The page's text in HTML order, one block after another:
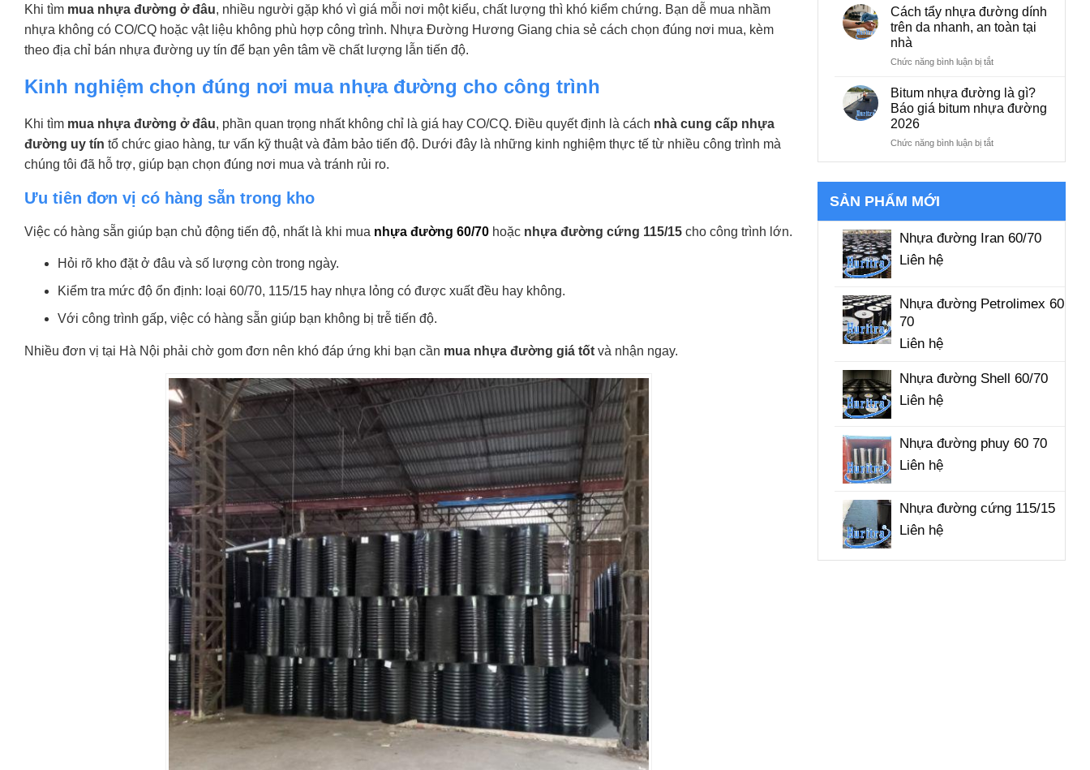
Khi tìm mua nhựa đường ở đâu, nhiều người gặp khó vì giá mỗi nơi một kiểu, chất lượng thì khó kiểm chứng. Bạn dễ mua nhầm
nhựa không có CO/CQ hoặc vật liệu không phù hợp công trình. Nhựa Đường Hương Giang chia sẻ cách chọn đúng nơi mua, kèm
theo địa chỉ bán nhựa đường uy tín để bạn yên tâm về chất lượng lẫn tiến độ.
Kinh nghiệm chọn đúng nơi mua nhựa đường cho công trình
Khi tìm mua nhựa đường ở đâu, phần quan trọng nhất không chỉ là giá hay CO/CQ. Điều quyết định là cách nhà cung cấp nhựa
đường uy tín tổ chức giao hàng, tư vấn kỹ thuật và đảm bảo tiến độ. Dưới đây là những kinh nghiệm thực tế từ nhiều công trình mà
chúng tôi đã hỗ trợ, giúp bạn chọn đúng nơi mua và tránh rủi ro.
Ưu tiên đơn vị có hàng sẵn trong kho
Việc có hàng sẵn giúp bạn chủ động tiến độ, nhất là khi mua nhựa đường 60/70 hoặc nhựa đường cứng 115/15 cho công trình lớn.
Hỏi rõ kho đặt ở đâu và số lượng còn trong ngày.
Kiểm tra mức độ ổn định: loại 60/70, 115/15 hay nhựa lỏng có được xuất đều hay không.
Với công trình gấp, việc có hàng sẵn giúp bạn không bị trễ tiến độ.
Nhiều đơn vị tại Hà Nội phải chờ gom đơn nên khó đáp ứng khi bạn cần mua nhựa đường giá tốt và nhận ngay.
Hậu
quả
xử
Cách
tẩy
nhựa
bóng,
nhanh
Cách tẩy nhựa đường dính
trên da nhanh, an toàn tại
nhà
Chức năng bình luận bị tắtở
nhựa
đường
nhanh,
Bitum nhựa đường là gì?
Báo giá bitum nhựa đường
2026
Chức năng bình luận bị tắtở
đường
Báo
bitum
SẢN PHẨM MỚI
Nhựa đường Iran 60/70
Liên hệ
Nhựa đường Petrolimex 60
70
Liên hệ
Nhựa đường Shell 60/70
Liên hệ
Nhựa đường phuy 60 70
Liên hệ
Nhựa đường cứng 115/15
Liên hệ